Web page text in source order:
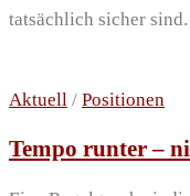
tatsächlich sicher
Aktuell / Positionen
Tempo runter –